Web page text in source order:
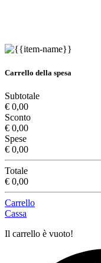
Carrello della spesa
Subtotale
€ 0,00
Sconto
€ 0,00
Spese
€ 0,00
Totale
€ 0,00
Carrello
Cassa
Il carrello è vuoto!